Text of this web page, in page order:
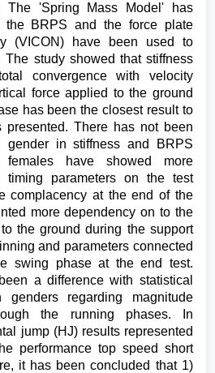
The 'Spring Mass Model' has
the BRPS and the force plate
(VICON) have been used to
The study showed that stiffness
convergence with velocity
force applied to the ground
has been the closest result to
presented. There has not been
gender in stiffness and BRPS
females have showed more
timing parameters on the test
complacency at the end of the
more dependency on to the
the ground during the support
and parameters connected
swing phase at the end test.
a difference with statistical
genders regarding magnitude
the running phases. In
jump (HJ) results represented
performance top speed short
it has been concluded that 1)